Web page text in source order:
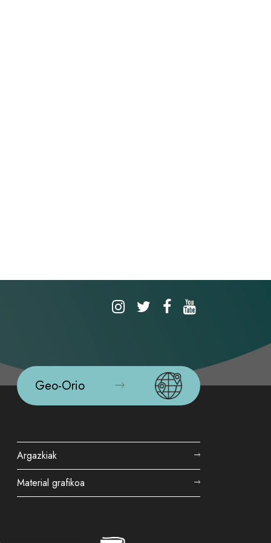
Geo-Orio
Argazkiak
Material grafikoa